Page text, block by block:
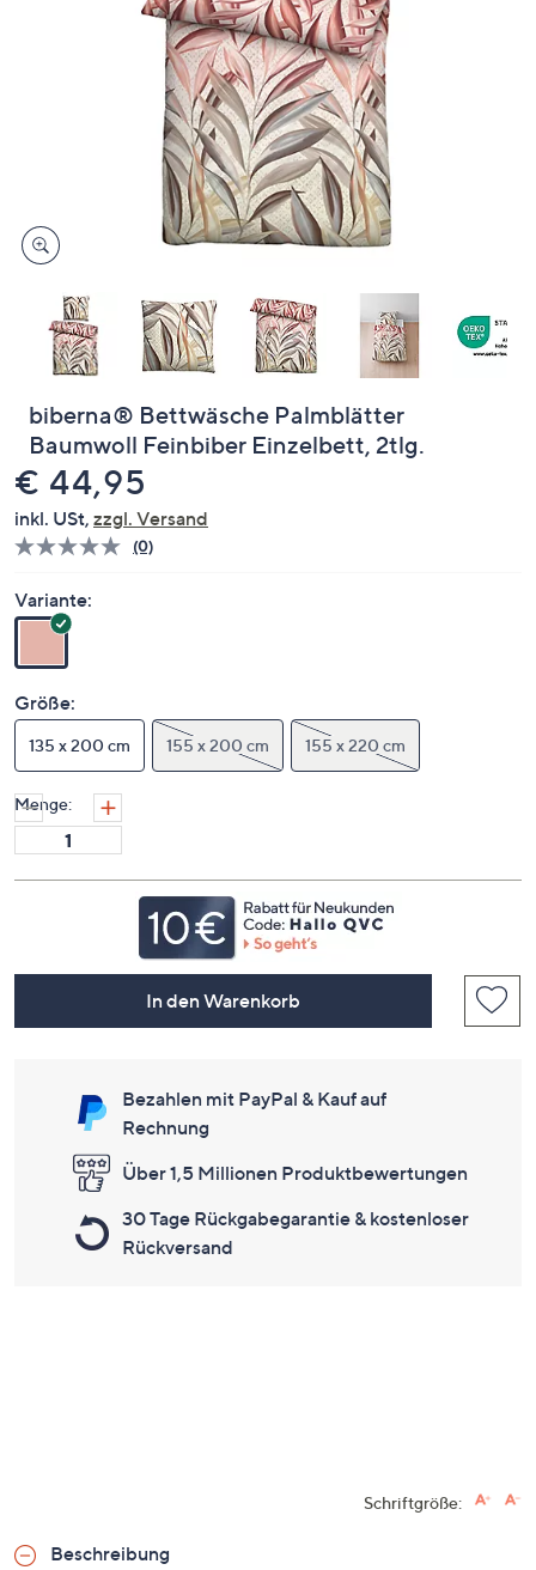
links
bzw.
diese
anzuzeigen.
biberna® Bettwäsche Palmblätter
Baumwoll Feinbiber Einzelbett, 2tlg.
Gelöscht
€ 44,95
inkl. USt, zzgl. Versand
Bisher
auf
derselben
Seite.
(0)
Variante:
Größe:
135 x 200 cm 155 x 200 cm 155 x 220 cm
Menge:
In den Warenkorb
Bezahlen mit PayPal & Kauf auf
Rechnung
Über 1,5 Millionen Produktbewertungen
30 Tage Rückgabegarantie & kostenloser
Rückversand
Schriftgröße:
Beschreibung